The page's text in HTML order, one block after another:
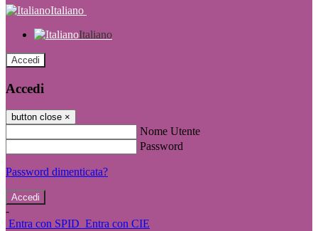
Italiano
Italiano
Accedi
Accedi
button close ×
Nome Utente
Password
Password dimenticata?
-
Entra con SPID Entra con CIE